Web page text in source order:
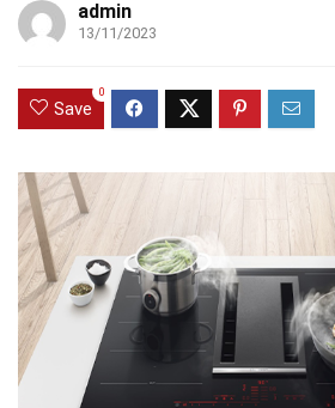
admin
13/11/2023
Save
0